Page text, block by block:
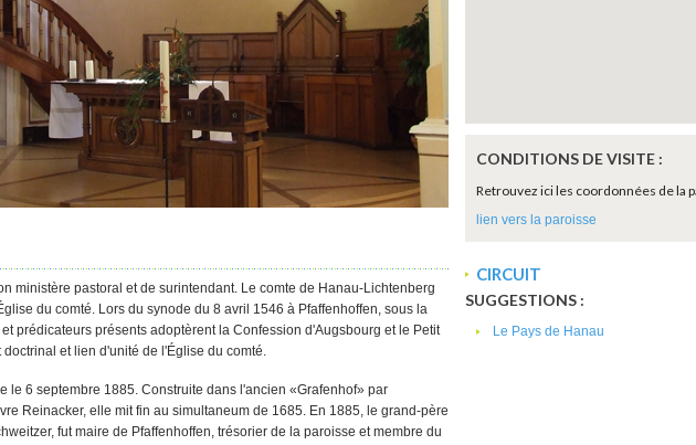
ministère pastoral et de surintendant. Le comte de Hanau-Lichtenberg
du comté. Lors du synode du 8 avril 1546 à Pfaffenhoffen, sous la
prédicateurs présents adoptèrent la Confession d'Augsbourg et le Petit
et lien d'unité de l'Église du comté.
le 6 septembre 1885. Construite dans l'ancien «Grafenhof» par
Reinacker, elle mit fin au simultaneum de 1685. En 1885, le grand-père
fut maire de Pfaffenhoffen, trésorier de la paroisse et membre du
CONDITIONS DE VISITE :
Retrouvez ici les coordonnées de la
lien vers la paroisse
CIRCUIT
SUGGESTIONS :
Le Pays de Hanau